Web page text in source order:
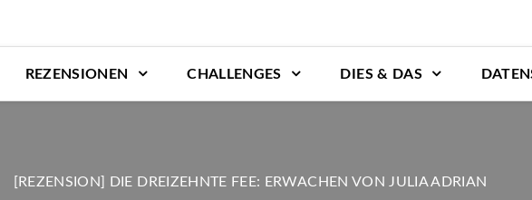
REZENSIONEN CHALLENGES DIES & DAS
[REZENSION] DIE DREIZEHNTE FEE: ERWACHEN VON JULIA ADRIAN